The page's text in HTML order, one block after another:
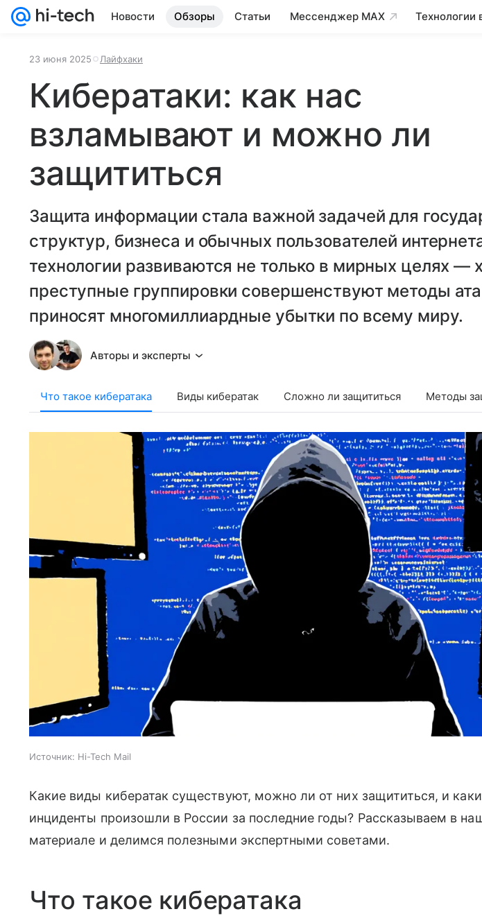
Новости Обзоры Статьи Мессенджер MAX Технологии
23 июня 2025 Лайфхаки
Кибератаки: как нас
взламывают и можно ли
защититься
Защита информации стала важной задачей для
структур, бизнеса и обычных пользователей
технологии развиваются не только в мирных целях —
преступные группировки совершенствуют методы
приносят многомиллиардные убытки по всему миру.
Авторы и эксперты
Что такое кибератака Виды кибератак Сложно ли защититься Методы
Источник: Hi-Tech Mail
Какие виды кибератак существуют, можно ли от них защититься, и
инциденты произошли в России за последние годы? Рассказываем в
материале и делимся полезными экспертными советами.
Что такое кибератака